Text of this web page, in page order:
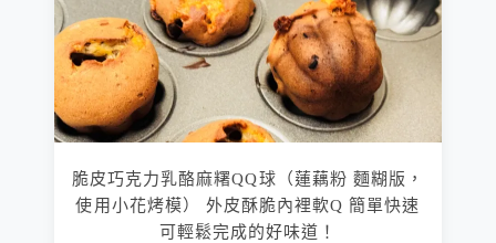
脆皮巧克力乳酪麻糬QQ球（蓮藕粉 麵糊版，
使用小花烤模） 外皮酥脆內裡軟Q 簡單快速
可輕鬆完成的好味道！